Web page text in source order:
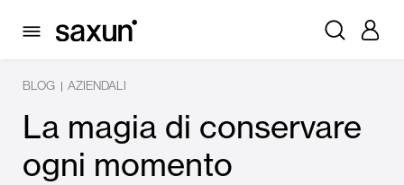
BLOG | AZIENDALI
La magia di conservare
ogni momento